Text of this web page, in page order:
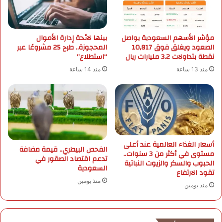
ش
ا
ط
ن
ل
ل
ر
ك
ا
د
و
ن
ر
و
ر
ي
ا
ن
ش
ط
ة
و
أ
ج
و
ا
ء
د
مؤشر الأسهم السعودية يواصل
الصعود ويغلق فوق 10,817
نقطة بتداولات 3.2 مليارات ريال
منذ 13 ساعة
بينها لائحة إدارة الأموال
المحجوزة.. طرح 25 مشروعًا عبر
“استطلاع”
منذ 14 ساعة
أسعار الغذاء العالمية عند أعلى
مستوى في أكثر من 3 سنوات..
الحبوب والسكر والزيوت النباتية
تقود الارتفاع
منذ يومين
الفحص البيطري.. قيمة مضافة
تدعم اقتصاد الصقور في
السعودية
منذ يومين